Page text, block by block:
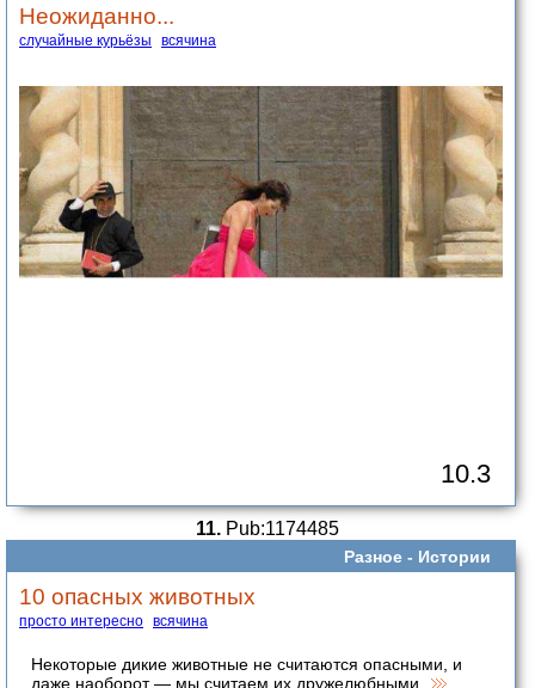
Неожиданно...
случайные курьёзы всячина
10.3
11. Pub:1174485
Разное - Истории
10 опасных животных
просто интересно всячина
Некоторые дикие животные не считаются опасными, и
даже наоборот — мы считаем их дружелюбными.